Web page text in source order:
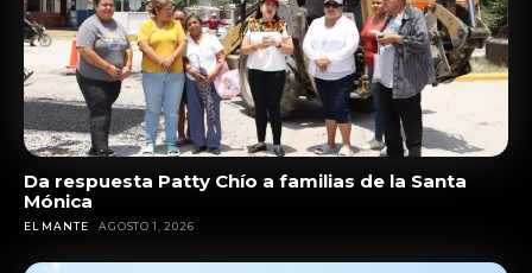
Da respuesta Patty Chío a familias de la Santa
Mónica
EL MANTE AGOSTO 1, 2026